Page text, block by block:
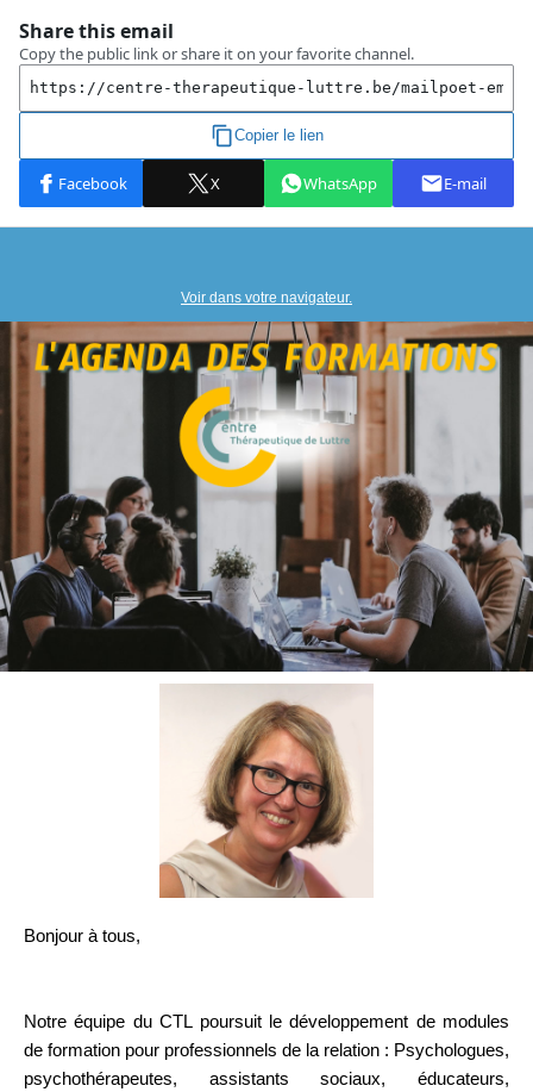
Voir dans votre navigateur.
Bonjour à tous,
Notre équipe du CTL poursuit le développement de modules
de formation pour professionnels de la relation : Psychologues,
psychothérapeutes, assistants sociaux, éducateurs,